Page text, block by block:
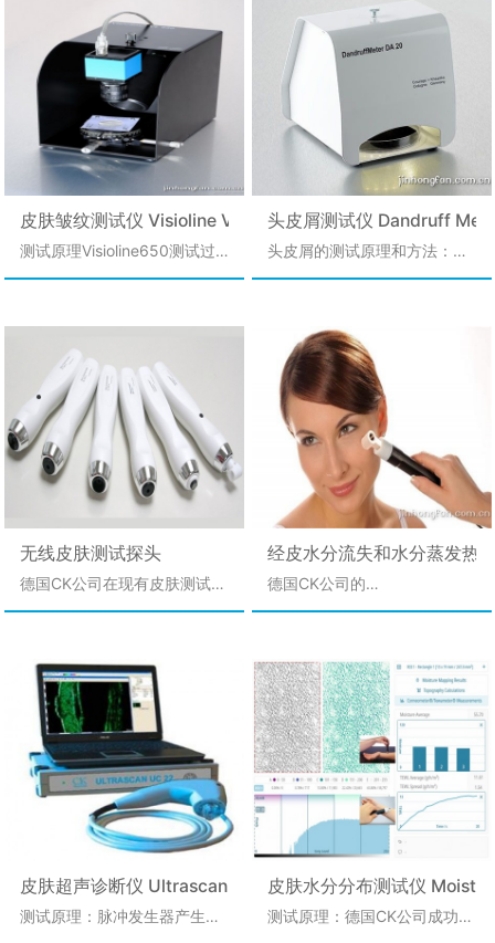
落程度SEr----Roughness表明
皮肤的粗糙度SEw----
Wrinkles表明皮肤的皱纹程度
SEsm---Smoothness表明皮
肤的平滑度同时SELS软件还可
以计算出皮肤粗糙度R1-R5的
指数量化值来表明皮肤在使用
祛皱化妆品前后的变化情况。
油脂后，就会变成一种半透明
的胶带，它的透光量就会发生
变化，吸收的油脂越多，透光
量就会越大，这样就可以测量
出皮肤油脂的含量。最大的优
点是测试探头体积小，使用方
便，可测试皮肤的任何部位。
这是一种油脂腺分泌物的间接
测量法，结果可以用来区分不
同的皮肤类型，使准确地了解
由内部和外部原因而引起的油
方便。2．仪器配有
WINDOWS下的专用软件，可
与计算机相连，在计算机屏幕
上显示测试图和测试结果，可
将被测人群的数据资料存入计
算机中进行统计分析
皮肤皱纹测试仪 Visioline VL650
测试原理Visioline650测试过
程是将一块从皮肤上取下的硅
形成皱纹状的阴影。在硅胶皱
纹倒膜片的上方有一个高分辨
率的摄像头用于图像拍摄,通过
专用软件分析这些阴影部分的
面积,长度和图像灰度值的变化
分析皮肤皱纹的变化,最终用于
抗皱化妆品的检测。
头皮屑测试仪 Dandruff
头皮屑的测试原理和方法：按
照相关的试验规范用梳子将头
到Dandruff测试仪中。用一束
均匀的光束照到盛有头皮屑的
器皿上，器皿的正上方有一个
摄像头用于拍摄器皿中头皮屑
的分布图像。通过CK公司的
Dandruff专用分析软件可以分
析器皿中头皮屑的数量、尺
寸、面积及不同尺寸头皮屑的
百分比分类。
无线皮肤测试探头
德国CK公司在现有皮肤测试探
头的基础上开发出了无线皮肤
据接收单元，数据接收单元通
过USB线与PC机相连。PC机
上的软件将接收到的数据进行
分析、整理储存和打印输出。
经皮水分流失和水分蒸发热
德国CK公司的
TewameterTMHex探头不仅可
参数，皮肤热扩散损失和水分
蒸发热损失HL值、水分蒸发浓
度cHO值、皮肤温度和皮肤周
边相对湿度值。皮肤的热扩散
和水分蒸发热损失值单位：
w/m。水分蒸发浓度cHO值单
位：单位：g/m。
TewameterTM300探头内部
含有一对相对湿度和温度传感
器，而新的TewameterTMHex
探头内部则含有30对相对湿度
皮肤超声诊断仪 Ultrascan UC22
测试原理：脉冲发生器产生短
皮肤水分分布测试仪
测试原理：德国CK公司成功地